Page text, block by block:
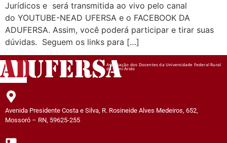
Jurídicos e será transmitida ao vivo pelo canal
do YOUTUBE-NEAD UFERSA e o FACEBOOK DA
ADUFERSA. Assim, você poderá participar e tirar suas
dúvidas. Seguem os links para […]
ADUFERSAAssociação dos Docentes da Universidade Federal Rural
do Semi-Árido
Avenida Presidente Costa e Silva, R. Rosineide Alves Medeiros, 652,
Mossoró – RN, 59625-255